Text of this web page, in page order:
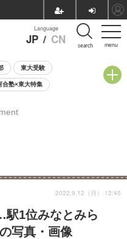
menu
Language
JP / CN search
東大受験
合塾×東大特集
・相談会
1位みなとみら
写真・画像
2022.9.12（月） 12:45